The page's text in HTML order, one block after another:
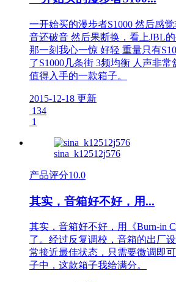
一开始买的漫步者S1000 然后感
音还破音 然后果断换，看上JBL
那一刻我心一惊 好轻 重量只有
了S1000几条街 3频均衡 人声非
值得入手的一款箱子。
2015-12-18 更新
134
1
sina_k12512j576
产品评分10.0
其实，音箱好不好，用...
其实，音箱好不好，用《Burn-in
了。经过反复调校，音箱的出厂
常接近最佳状态，只需要微调即
子中，这款箱子我给满分。